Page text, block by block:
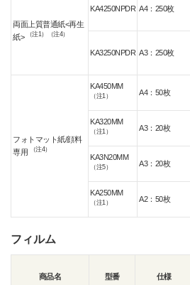
両面上質普通紙<再生
紙>
（注1）（注4）
KA4250NPDR A4：250枚
KA3250NPDR A3：250枚
フォトマット紙/顔料
専用
（注4）
KA450MM
（注1） A4：50枚
KA320MM
（注1） A3：20枚
KA3N20MM
（注5） A3：20枚
KA250MM
（注1） A2：50枚
フィルム
商品名 型番 仕様